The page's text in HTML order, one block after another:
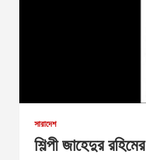
সারাদেশ
শিল্পী জাহেদুর